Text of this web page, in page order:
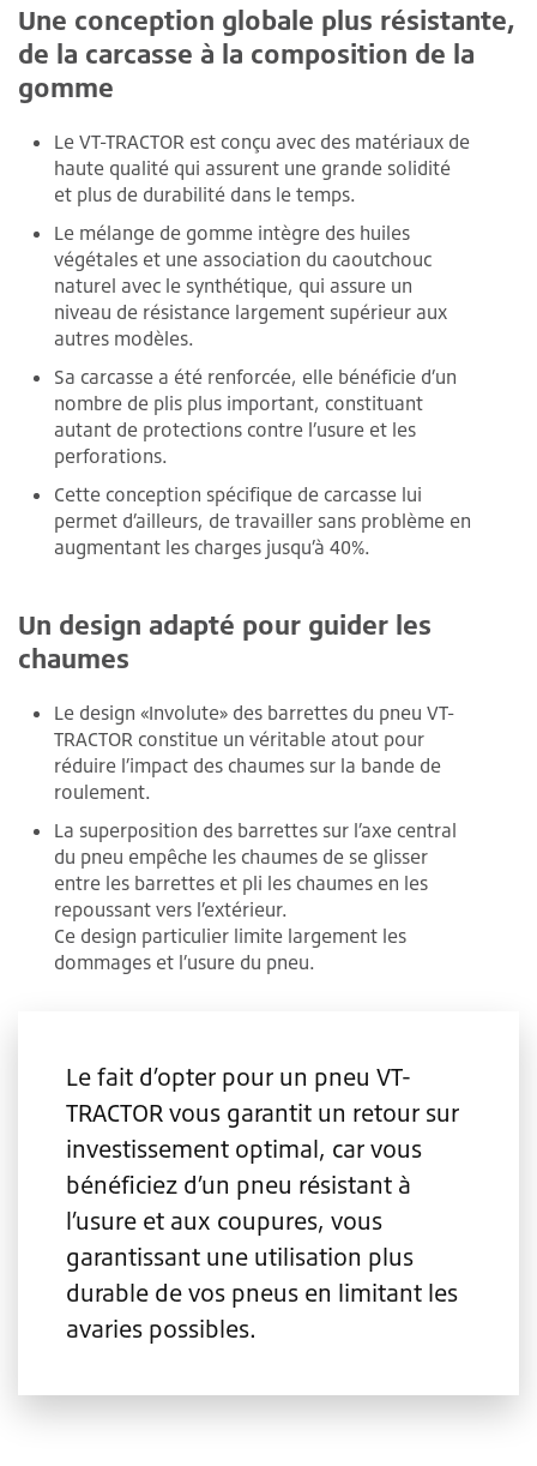
Une conception globale plus résistante,
de la carcasse à la composition de la
gomme
Le VT-TRACTOR est conçu avec des matériaux de
haute qualité qui assurent une grande solidité
et plus de durabilité dans le temps.
Le mélange de gomme intègre des huiles
végétales et une association du caoutchouc
naturel avec le synthétique, qui assure un
niveau de résistance largement supérieur aux
autres modèles.
Sa carcasse a été renforcée, elle bénéficie d’un
nombre de plis plus important, constituant
autant de protections contre l’usure et les
perforations.
Cette conception spécifique de carcasse lui
permet d’ailleurs, de travailler sans problème en
augmentant les charges jusqu’à 40%.
Un design adapté pour guider les
chaumes
Le design «Involute» des barrettes du pneu VT-
TRACTOR constitue un véritable atout pour
réduire l’impact des chaumes sur la bande de
roulement.
La superposition des barrettes sur l’axe central
du pneu empêche les chaumes de se glisser
entre les barrettes et pli les chaumes en les
repoussant vers l’extérieur.
Ce design particulier limite largement les
dommages et l’usure du pneu.
Le fait d’opter pour un pneu VT-
TRACTOR vous garantit un retour sur
investissement optimal, car vous
bénéficiez d’un pneu résistant à
l’usure et aux coupures, vous
garantissant une utilisation plus
durable de vos pneus en limitant les
avaries possibles.